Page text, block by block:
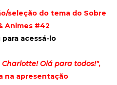
seleção do tema do Sobre
Animes #42
acessá-lo
Charlotte! Olá para todos!",
na apresentação